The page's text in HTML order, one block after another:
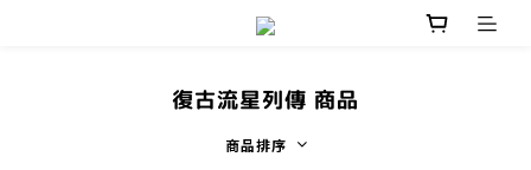
復古流星列傳 商品
商品排序